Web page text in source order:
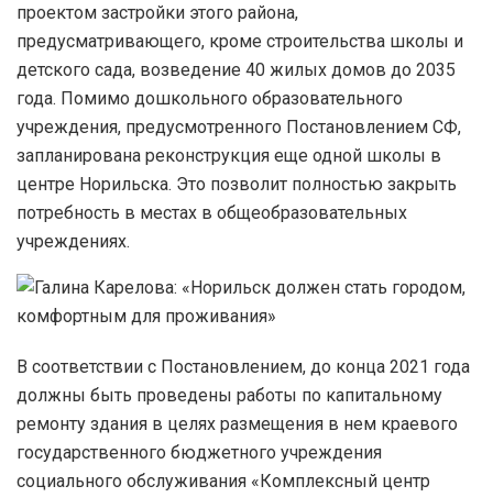
проектом застройки этого района,
предусматривающего, кроме строительства школы и
детского сада, возведение 40 жилых домов до 2035
года. Помимо дошкольного образовательного
учреждения, предусмотренного Постановлением СФ,
запланирована реконструкция еще одной школы в
центре Норильска. Это позволит полностью закрыть
потребность в местах в общеобразовательных
учреждениях.
В соответствии с Постановлением, до конца 2021 года
должны быть проведены работы по капитальному
ремонту здания в целях размещения в нем краевого
государственного бюджетного учреждения
социального обслуживания «Комплексный центр